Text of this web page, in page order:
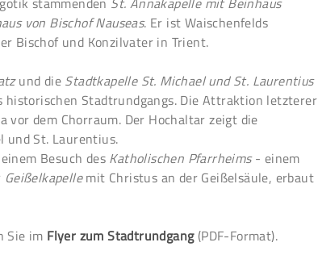
von Bischof Nauseas. Er ist Waischenfelds
Bischof und Konzilvater in Trient.
und die Stadtkapelle St. Michael und St. Laurentius
historischen Stadtrundgangs. Die Attraktion letzterer
vor dem Chorraum. Der Hochaltar zeigt die
und St. Laurentius.
Besuch des Katholischen Pfarrheims- einem
Geißelkapellemit Christus an der Geißelsäule, erbaut
Sie im Flyer zum Stadtrundgang(PDF-Format).